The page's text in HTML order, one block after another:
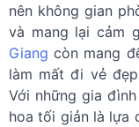
nên không gian
và mang lại cảm
Giang còn mang
làm mất đi vẻ
Với những gia
hoa tối giản là lựa